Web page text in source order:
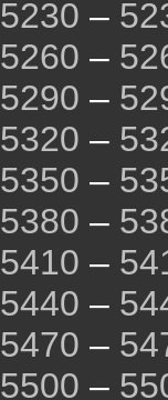
5230 –
5260 –
5290 –
5320 –
5350 –
5380 –
5410 –
5440 –
5470 –
5500 –